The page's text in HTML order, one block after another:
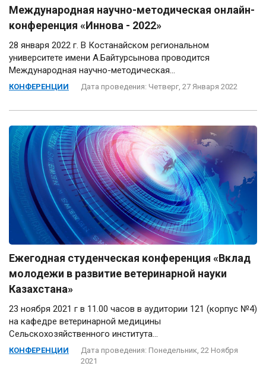
Международная научно-методическая онлайн-
конференция «Иннова - 2022»
28 января 2022 г. В Костанайском региональном
университете имени А.Байтурсынова проводится
Международная научно-методическая...
КОНФЕРЕНЦИИ Дата проведения: Четверг, 27 Января 2022
Ежегодная студенческая конференция «Вклад
молодежи в развитие ветеринарной науки
Казахстана»
23 ноября 2021 г в 11.00 часов в аудитории 121 (корпус №4)
на кафедре ветеринарной медицины
Сельскохозяйственного института...
КОНФЕРЕНЦИИ
Дата проведения: Понедельник, 22 Ноября
2021